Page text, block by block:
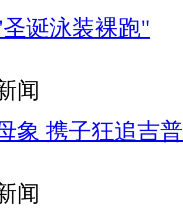
诞泳装裸跑"
闻
象 携子狂追吉
闻